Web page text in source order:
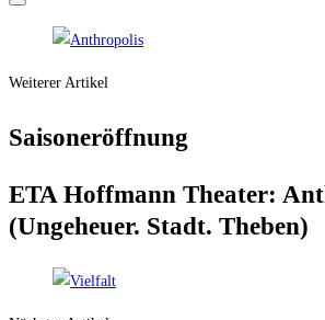
Weiterer Artikel
Sai­son­er­öff­nung
ETA Hoff­mann Thea­ter:
(Unge­heu­er. Stadt. Theben)